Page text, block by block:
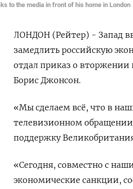
to the media in front of his home in London
ЛОНДОН (Рейтер) - Запад
замедлить российскую
отдал приказ о
Борис Джонсон.
«Мы сделаем всё, что в
телевизионном
поддержку
«Сегодня, совместно с
экономические санкции,